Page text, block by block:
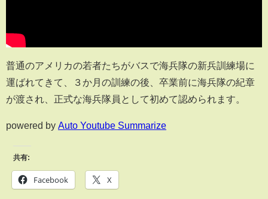
普通のアメリカの若者たちがバスで海兵隊の新兵訓練場に
運ばれてきて、３か月の訓練の後、卒業前に海兵隊の紀章
が渡され、正式な海兵隊員として初めて認められます。
powered by Auto Youtube Summarize
共有:
Facebook X